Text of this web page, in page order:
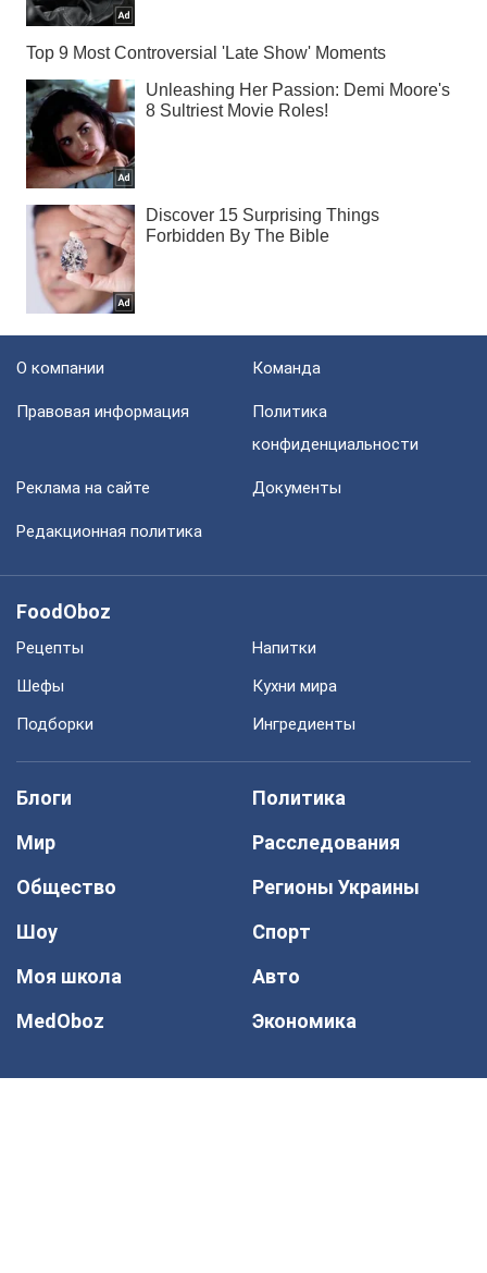
О компании Команда
Правовая информация
Политика
конфиденциальности
Реклама на сайте Документы
Редакционная политика
FoodOboz
Рецепты
Напитки
Шефы
Кухни мира
Подборки
Ингредиенты
Блоги
Политика
Мир
Расследования
Общество
Регионы Украины
Шоу
Спорт
Моя школа
Авто
MedOboz
Экономика